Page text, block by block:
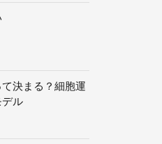
決まる？細胞運
デル